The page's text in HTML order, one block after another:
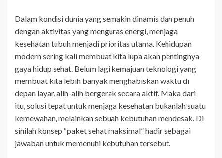
Dalam kondisi dunia yang semakin dinamis dan penuh
dengan aktivitas yang menguras energi, menjaga
kesehatan tubuh menjadi prioritas utama. Kehidupan
modern sering kali membuat kita lupa akan pentingnya
gaya hidup sehat. Belum lagi kemajuan teknologi yang
membuat kita lebih banyak menghabiskan waktu di
depan layar, alih-alih bergerak secara aktif. Maka dari
itu, solusi tepat untuk menjaga kesehatan bukanlah suatu
kemewahan, melainkan sebuah kebutuhan mendesak. Di
sinilah konsep “paket sehat maksimal” hadir sebagai
jawaban untuk memenuhi kebutuhan tersebut.